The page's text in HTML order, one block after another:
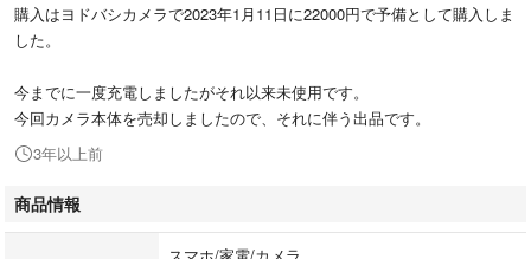
購入はヨドバシカメラで2023年1月11日に22000円で予備として購入しま
した。
今までに一度充電しましたがそれ以来未使用です。
今回カメラ本体を売却しましたので、それに伴う出品です。
3年以上前
商品情報